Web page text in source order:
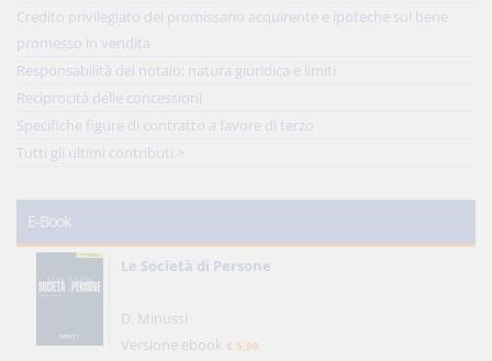
Credito privilegiato del promissario acquirente e ipoteche sul bene
promesso in vendita
Responsabilità del notaio: natura giuridica e limiti
Reciprocità delle concessioni
Specifiche figure di contratto a favore di terzo
Tutti gli ultimi contributi >
E-Book
Le Società di Persone
D. Minussi
Versione ebook € 5,99